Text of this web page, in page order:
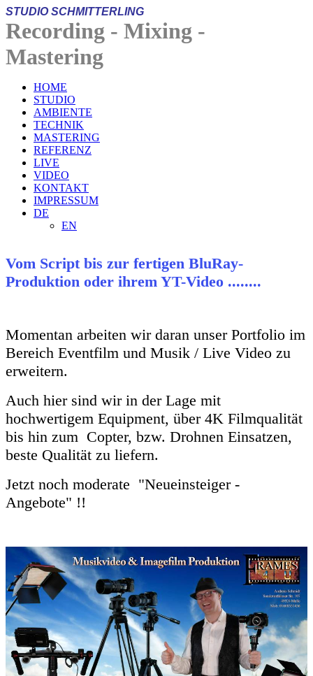
STUDIO SCHMITTERLING
Recording - Mixing -
Mastering
HOME
STUDIO
AMBIENTE
TECHNIK
MASTERING
REFERENZ
LIVE
VIDEO
KONTAKT
IMPRESSUM
DE
EN
Vom Script bis zur fertigen BluRay-
Produktion oder ihrem YT-Video ........
Momentan arbeiten wir daran unser Portfolio im
Bereich Eventfilm und Musik / Live Video zu
erweitern.
Auch hier sind wir in der Lage mit
hochwertigem Equipment, über 4K Filmqualität
bis hin zum Copter, bzw. Drohnen Einsatzen,
beste Qualität zu liefern.
Jetzt noch moderate "Neueinsteiger -
Angebote" !!